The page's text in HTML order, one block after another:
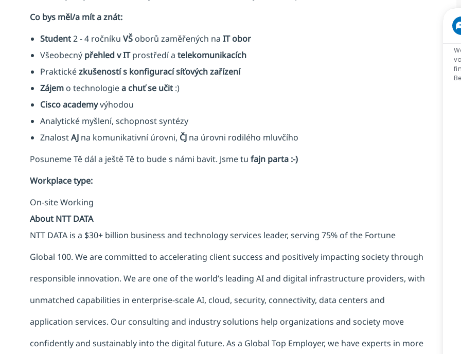
Co bys měl/a mít a znát:
Student2 - 4 ročníku VŠ oborů zaměřených na IT obor
Všeobecný přehled v ITprostředí a telekomunikacích
Praktickézkušeností s konfigurací síťových zařízení
Zájem o technologiea chuť se učit :)
Cisco academyvýhodou
Analytické myšlení, schopnost syntézy
ZnalostAJ na komunikativní úrovni, ČJ na úrovni rodilého mluvčího
Posuneme Tě dál a ještě Tě to bude s námi bavit. Jsme tu fajn parta :-)
Workplace type:
On-site Working
About NTT DATA
NTT DATA is a $30+ billion business and technology services leader, serving 75% of the Fortune
Global 100. We are committed to accelerating client success and positively impacting society through
responsible innovation. We are one of the world’s leading AI and digital infrastructure providers, with
unmatched capabilities in enterprise-scale AI, cloud, security, connectivity, data centers and
application services. Our consulting and industry solutions help organizations and society move
confidently and sustainably into the digital future. As a Global Top Employer, we have experts in more